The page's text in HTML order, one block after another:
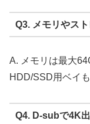
Q3. メモリやス
A. メモリは最大
HDD/SSD用ベイ
Q4. D-subで4K